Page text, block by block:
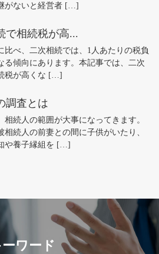
がないと経営者 […]
で相続税が高...
比べ、二次相続では、1人あたりの税負
る傾向にあります。本記事では、二次
税が高くな […]
調査とは
相続人の範囲が大事になってきます。
相続人の前妻との間に子供がいたり、
や養子縁組を […]
ワード